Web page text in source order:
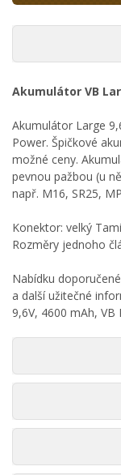
Akumulátor VB
Akumulátor Large
Power. Špičkové
možné ceny.
pevnou pažbou (u
např. M16, SR25,
Konektor: velký
Rozměry jednoho
Nabídku
a další užitečné
9,6V, 4600 mAh,